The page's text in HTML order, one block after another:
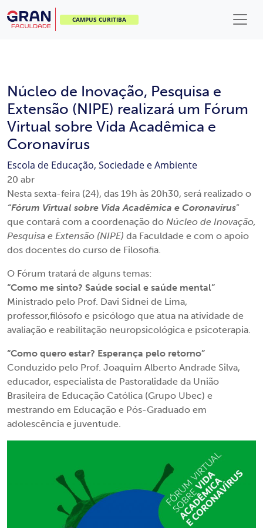
CAMPUS CURITIBA
Núcleo de Inovação, Pesquisa e
Extensão (NIPE) realizará um Fórum
Virtual sobre Vida Acadêmica e
Coronavírus
Escola de Educação, Sociedade e Ambiente
20 abr
Nesta sexta-feira (24), das 19h às 20h30, será realizado o
“Fórum Virtual sobre Vida Acadêmica e Coronavírus”
que contará com a coordenação do Núcleo de Inovação,
Pesquisa e Extensão (NIPE) da Faculdade e com o apoio
dos docentes do curso de Filosofia.
O Fórum tratará de alguns temas:
“Como me sinto? Saúde social e saúde mental”
Ministrado pelo Prof. Davi Sidnei de Lima,
professor,filósofo e psicólogo que atua na atividade de
avaliação e reabilitação neuropsicológica e psicoterapia.
“Como quero estar? Esperança pelo retorno”
Conduzido pelo Prof. Joaquim Alberto Andrade Silva,
educador, especialista de Pastoralidade da União
Brasileira de Educação Católica (Grupo Ubec) e
mestrando em Educação e Pós-Graduado em
adolescência e juventude.